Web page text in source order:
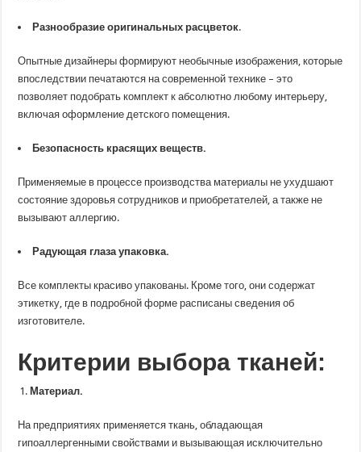
Разнообразие оригинальных расцветок.
Опытные дизайнеры формируют необычные изображения, которые
впоследствии печатаются на современной технике – это
позволяет подобрать комплект к абсолютно любому интерьеру,
включая оформление детского помещения.
Безопасность красящих веществ.
Применяемые в процессе производства материалы не ухудшают
состояние здоровья сотрудников и приобретателей, а также не
вызывают аллергию.
Радующая глаза упаковка.
Все комплекты красиво упакованы. Кроме того, они содержат
этикетку, где в подробной форме расписаны сведения об
изготовителе.
Критерии выбора тканей:
Материал.
На предприятиях применяется ткань, обладающая
гипоаллергенными свойствами и вызывающая исключительно